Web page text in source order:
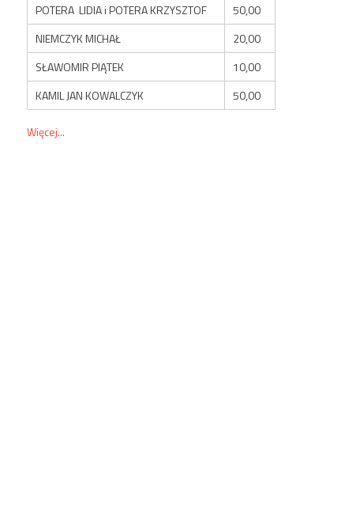
POTERA LIDIA i POTERA KRZYSZTOF
50,00
NIEMCZYK MICHAŁ
20,00
SŁAWOMIR PIĄTEK
10,00
KAMIL JAN KOWALCZYK
50,00
Więcej...